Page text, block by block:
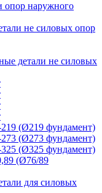
опор наружного
не силовых опор
детали не силовых
(Ø219 фундамент)
(Ø273 фундамент)
(Ø325 фундамент)
(Ø76/89
для силовых